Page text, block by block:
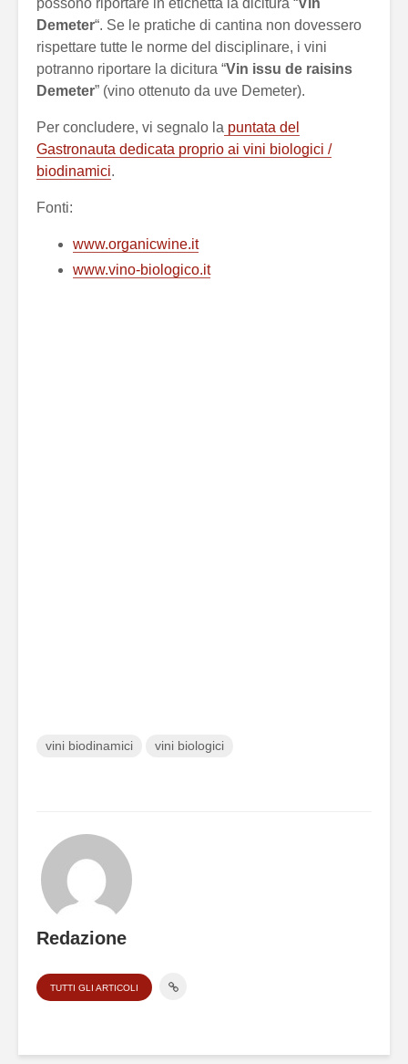
Demeter“. Se le pratiche di cantina non dovessero
rispettare tutte le norme del disciplinare, i vini
potranno riportare la dicitura “Vin issu de raisins
Demeter” (vino ottenuto da uve Demeter).
Per concludere, vi segnalo la puntata del
Gastronauta dedicata proprio ai vini biologici /
biodinamici.
Fonti:
www.organicwine.it
www.vino-biologico.it
vini biodinamici vini biologici
Redazione
TUTTI GLI ARTICOLI